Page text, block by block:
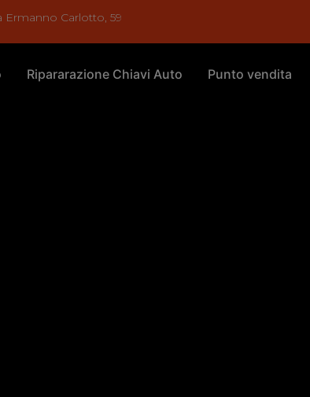
Ermanno Carlotto, 59
Ripararazione Chiavi Auto Punto vendita